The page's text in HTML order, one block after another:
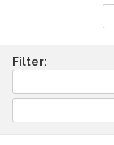
Filter: